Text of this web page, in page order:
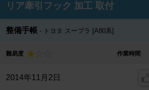
リア牽引フック 加工 取付
整備手帳 トヨタ スープラ [A80系]
難易度 作業時間
2014年11月2日